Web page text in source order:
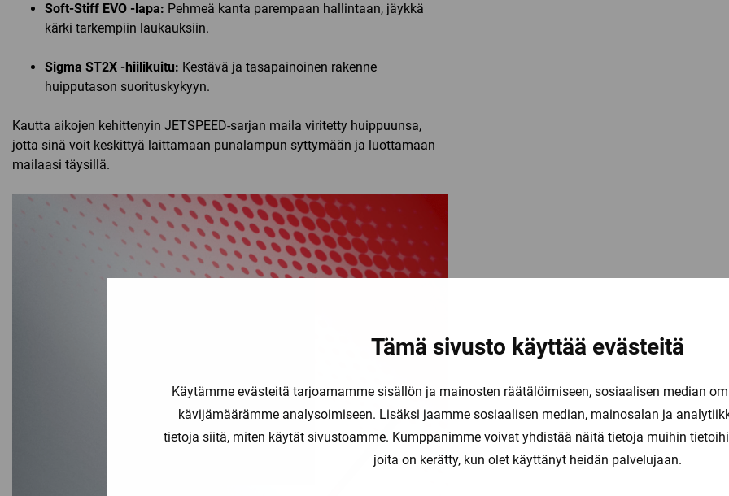
Tämä sivusto käyttää evästeitä
Käytämme evästeitä tarjoamamme sisällön ja mainosten räätälöimiseen, sosiaalisen median
kävijämäärämme analysoimiseen. Lisäksi jaamme sosiaalisen median, mainosalan ja
tietoja siitä, miten käytät sivustoamme. Kumppanimme voivat yhdistää näitä tietoja muihin
joita on kerätty, kun olet käyttänyt heidän palvelujaan.
Soft-Stiff EVO -lapa: Pehmeä kanta parempaan hallintaan, jäykkä
kärki tarkempiin laukauksiin.
Sigma ST2X -hiilikuitu: Kestävä ja tasapainoinen rakenne
huipputason suorituskykyyn.
Kautta aikojen kehittenyin JETSPEED-sarjan maila viritetty huippuunsa,
jotta sinä voit keskittyä laittamaan punalampun syttymään ja luottamaan
mailaasi täysillä.
Videotoistin